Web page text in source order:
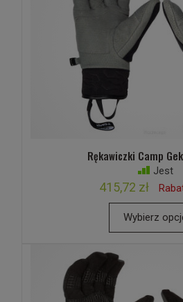
Rękawiczki Camp
Jest
415,72 zł
Wybierz